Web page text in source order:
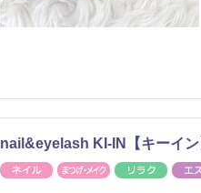
nail&eyelash KI-IN【キーイ
ネイル まつげ・メイクリラク